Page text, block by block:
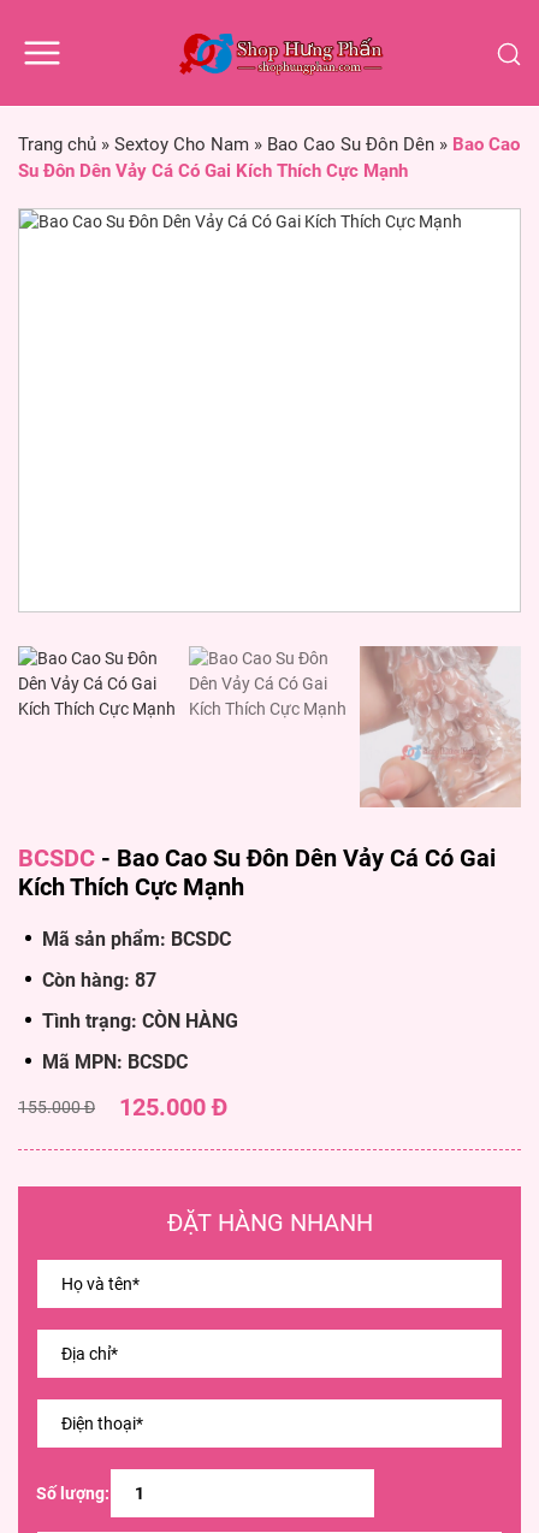
Trang chủ » Sextoy Cho Nam » Bao Cao Su Đôn Dên » Bao Cao
Su Đôn Dên Vảy Cá Có Gai Kích Thích Cực Mạnh
BCSDC - Bao Cao Su Đôn Dên Vảy Cá Có Gai
Kích Thích Cực Mạnh
Mã sản phẩm: BCSDC
Còn hàng: 87
Tình trạng: CÒN HÀNG
Mã MPN: BCSDC
155.000 Đ 125.000 Đ
ĐẶT HÀNG NHANH
Số lượng: